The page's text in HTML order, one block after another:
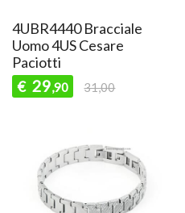
4UBR4440 Bracciale
Uomo 4US Cesare
Paciotti
€ 29,90 31,00